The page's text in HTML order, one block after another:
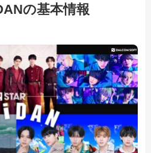
の基本情報